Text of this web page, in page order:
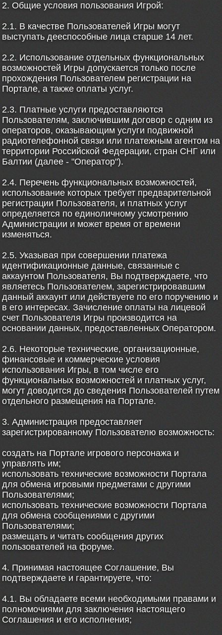
2. Общие условия пользования Игрой:
2.1. В качестве Пользователей Игры могут
выступать дееспособные лица старше 14 лет.
2.2. Использование отдельных функциональных
возможностей Игры допускается только после
прохождения Пользователем регистрации на
Портале, а также оплаты услуг.
2.3. Платные услуги предоставляются
Пользователям, заключившим договор с одним из
операторов, оказывающим услуги подвижной
радиотелефонной связи или платежным агентом на
территории Российской Федерации, стран СНГ или
Балтии (далее - "Оператор").
2.4. Перечень функциональных возможностей,
использование которых требует предварительной
регистрации Пользователя, и платных услуг
определяется по единоличному усмотрению
Администрации и может время от времени
изменяться.
2.5. Указывая при совершении платежа
идентификационные данные, связанные с
аккаунтом Пользователя, Вы подтверждаете, что
являетесь Пользователем, зарегистрировавшим
данный аккаунт или действуете по его поручению и
в его интересах. Зачисление оплаты на лицевой
счет Пользователя Игры производится на
основании данных, предоставленных Оператором.
2.6. Некоторые технические, организационные,
финансовые и коммерческие условия
использования Игры, в том числе его
функциональных возможностей и платных услуг,
могут доводится до сведения Пользователей путем
отдельного размещения на Портале.
3. Администрация предоставляет
зарегистрированному Пользователю возможность:
создать на Портале игрового персонажа и
управлять им;
использовать технические возможности Портала
для обмена игровыми предметами с другими
Пользователями;
использовать технические возможности Портала
для обмена сообщениями с другими
Пользователями;
размещать и читать сообщения других
пользователей на форуме.
4. Принимая настоящее Соглашение, Вы
подтверждаете и гарантируете, что:
4.1. Вы обладаете всеми необходимыми правами и
полномочиями для заключения настоящего
Соглашения и его исполнения;